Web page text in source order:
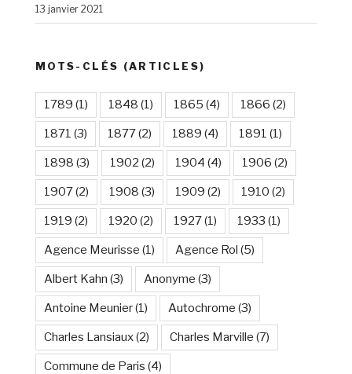
13 janvier 2021
MOTS-CLÉS (ARTICLES)
1789 (1) 1848 (1) 1865 (4) 1866 (2)
1871 (3) 1877(2) 1889 (4) 1891 (1)
1898 (3) 1902 (2) 1904 (4) 1906 (2)
1907(2) 1908 (3) 1909 (2) 1910 (2)
1919 (2) 1920 (2) 1927(1) 1933 (1)
Agence Meurisse (1) Agence Rol (5)
Albert Kahn (3) Anonyme (3)
Antoine Meunier(1) Autochrome (3)
Charles Lansiaux(2) Charles Marville (7)
Commune de Paris (4)